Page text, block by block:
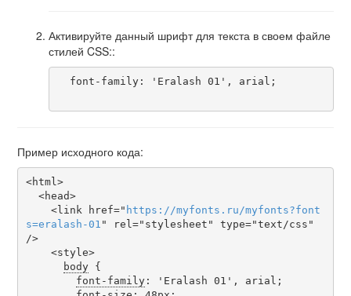
Активируйте данный шрифт для текста в своем файле
стилей CSS::
Пример исходного кода:
<html>
    <link href="
https ://myfonts . ru/myfonts?font
s=eralash-01 " rel="stylesheet" type="text/css"
/>
body {
font-family: 'Eralash 01', arial;